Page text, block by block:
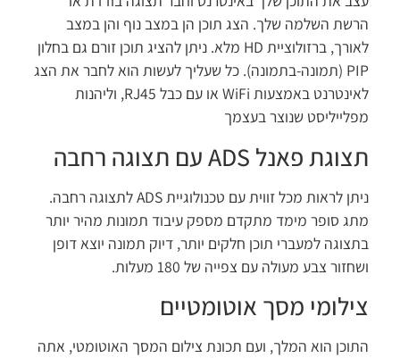
הרשת השלמה שלך. הצג תוכן הן במצב נוף והן במצב
לאורך, ברזולוציית HD מלא. ניתן להציג תוכן זורם גם בחלון
PIP (תמונה-בתמונה). כל שעליך לעשות הוא לחבר את הצג
לאינטרנט באמצעות WiFi או עם כבל RJ45, וליהנות
מפלייליסט שנוצר בעצמך
תצוגת פאנל ADS עם תצוגה רחבה
ניתן לראות מכל זווית עם טכנולוגיית ADS לתצוגה רחבה.
מתג סופר מימד מתקדם מספק עיבוד תמונות מהיר יותר
בתצוגה למעברי תוכן חלקים יותר, דיוק תמונה יוצא דופן
ושחזור צבע מעולה עם צפייה של 180 מעלות.
צילומי מסך אוטומטיים
התוכן הוא המלך, ועם תכונת צילום המסך האוטומטי, אתה